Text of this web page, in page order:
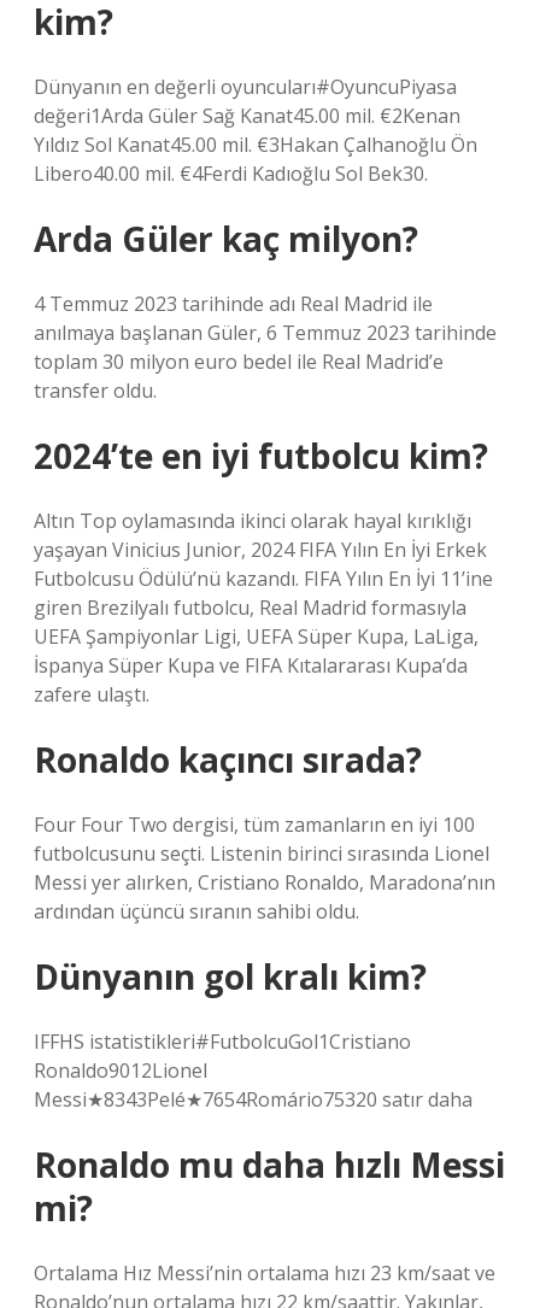
kim?
Dünyanın en değerli oyuncuları#OyuncuPiyasa
değeri1Arda Güler Sağ Kanat45.00 mil. €2Kenan
Yıldız Sol Kanat45.00 mil. €3Hakan Çalhanoğlu Ön
Libero40.00 mil. €4Ferdi Kadıoğlu Sol Bek30.
Arda Güler kaç milyon?
4 Temmuz 2023 tarihinde adı Real Madrid ile
anılmaya başlanan Güler, 6 Temmuz 2023 tarihinde
toplam 30 milyon euro bedel ile Real Madrid’e
transfer oldu.
2024’te en iyi futbolcu kim?
Altın Top oylamasında ikinci olarak hayal kırıklığı
yaşayan Vinicius Junior, 2024 FIFA Yılın En İyi Erkek
Futbolcusu Ödülü’nü kazandı. FIFA Yılın En İyi 11’ine
giren Brezilyalı futbolcu, Real Madrid formasıyla
UEFA Şampiyonlar Ligi, UEFA Süper Kupa, LaLiga,
İspanya Süper Kupa ve FIFA Kıtalararası Kupa’da
zafere ulaştı.
Ronaldo kaçıncı sırada?
Four Four Two dergisi, tüm zamanların en iyi 100
futbolcusunu seçti. Listenin birinci sırasında Lionel
Messi yer alırken, Cristiano Ronaldo, Maradona’nın
ardından üçüncü sıranın sahibi oldu.
Dünyanın gol kralı kim?
IFFHS istatistikleri#FutbolcuGol1Cristiano
Ronaldo9012Lionel
Messi★8343Pelé★7654Romário75320 satır daha
Ronaldo mu daha hızlı Messi
mi?
Ortalama Hız Messi’nin ortalama hızı 23 km/saat ve
Ronaldo’nun ortalama hızı 22 km/saattir. Yakınlar,